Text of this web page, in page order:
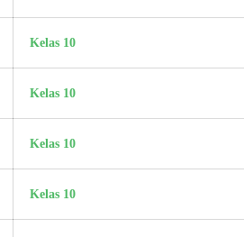
Kelas 10
Kelas 10
Kelas 10
Kelas 10